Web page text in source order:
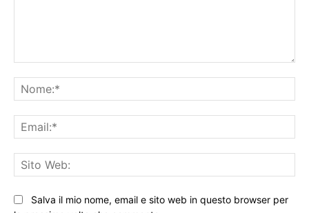
Salva il mio nome, email e sito web in questo browser per